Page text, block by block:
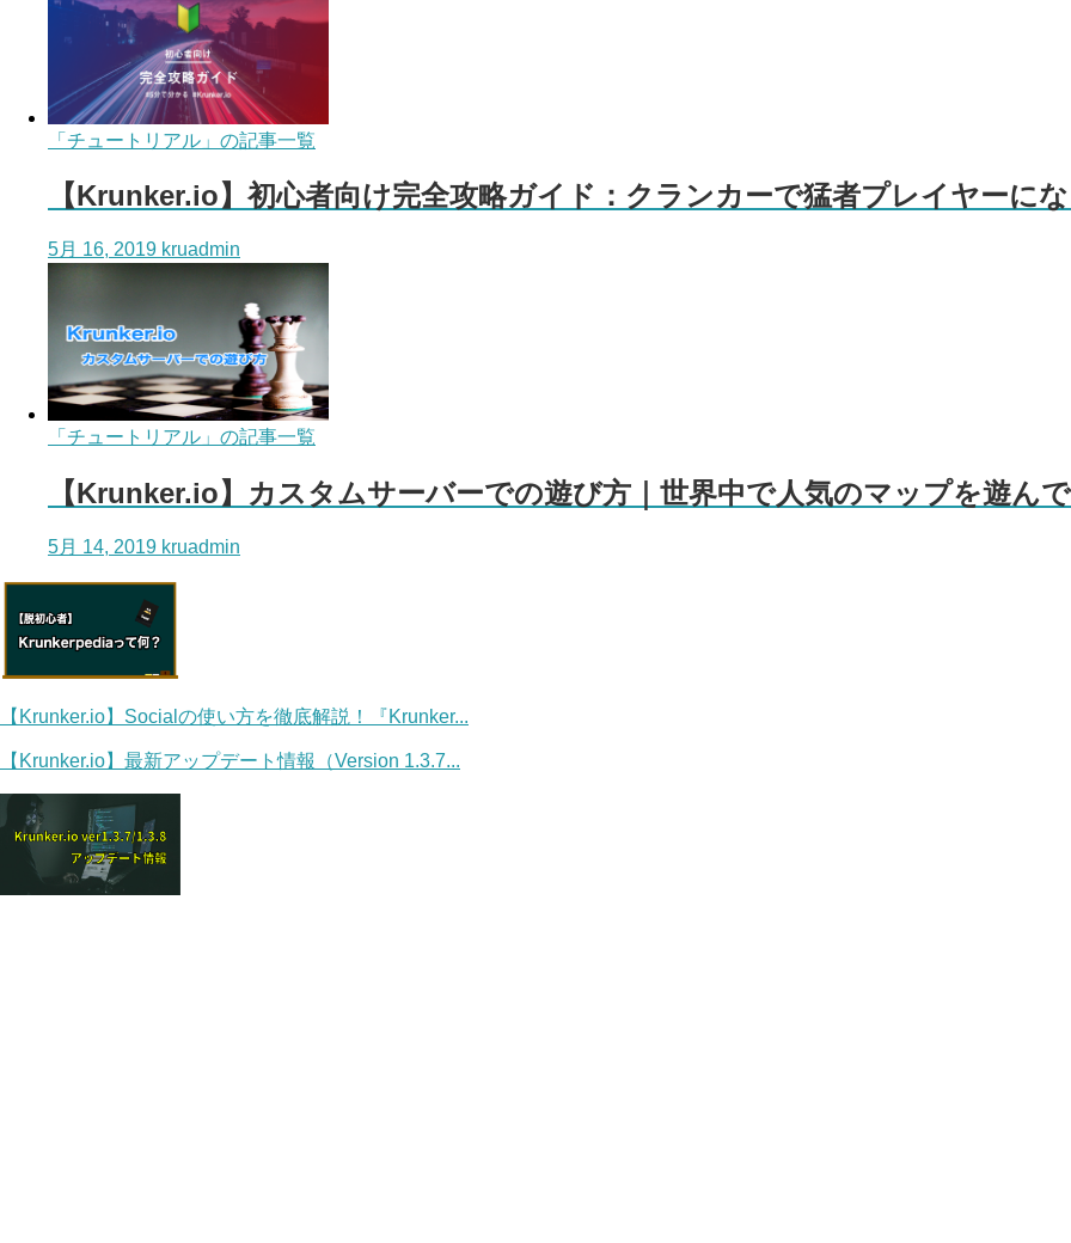
「チュートリアル」の記事一覧
【Krunker.io】初心者向け完全攻略ガイド：クランカーで猛者プレイヤーに
5月 16, 2019 kruadmin
「チュートリアル」の記事一覧
【Krunker.io】カスタムサーバーでの遊び方｜世界中で人気のマップを遊ん
5月 14, 2019 kruadmin
【Krunker.io】Socialの使い方を徹底解説！『Krunker...
【Krunker.io】最新アップデート情報（Version 1.3.7...